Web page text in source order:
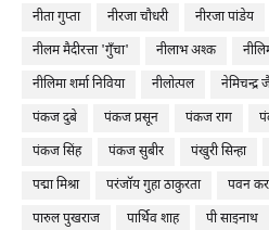
नीता गुप्ता
नीरजा चौधरी नीरजा पांडेय
नीलम मैदीरत्ता 'गुँचा'
नीलाभ अश्क
नीलिमा शर्मा निविया
नीलोत्पल नेमिचन्द्र
पंकज दुबे
पंकज प्रसून पंकज राग
पंकज सिंह
पंकज सुबीर पंखुरी सिन्हा
पद्मा मिश्रा
परंजॉय गुहा ठाकुरता पवन
पारुल पुखराज
पार्थिव शाह पी साइनाथ